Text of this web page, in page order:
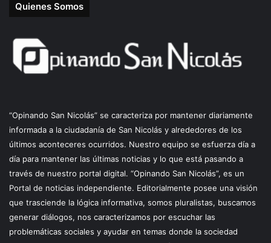
Quienes Somos
“Opinando San Nicolás” se caracteriza por mantener diariamente
informada a la ciudadanía de San Nicolás y alrededores de los
últimos aconteceres ocurridos. Nuestro equipo se esfuerza día a
día para mantener las últimas noticias y lo que está pasando a
través de nuestro portal digital. “Opinando San Nicolás”, es un
Portal de noticias independiente. Editorialmente posee una visión
que trasciende la lógica informativa, somos pluralistas, buscamos
generar diálogos, nos caracterizamos por escuchar las
problemáticas sociales y ayudar en temas donde la sociedad